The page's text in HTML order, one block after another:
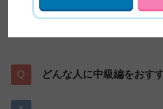
た。おそらく中級編受けてなか
どんな人に中級編をおす